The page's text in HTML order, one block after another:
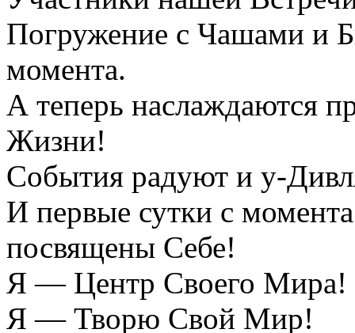
Погружение с Чашами и
момента.
А теперь наслаждаются
Жизни!
События радуют и у-
И первые сутки с
посвящены Себе!
Я — Центр Своего Мира!
Я — Творю Свой Мир!